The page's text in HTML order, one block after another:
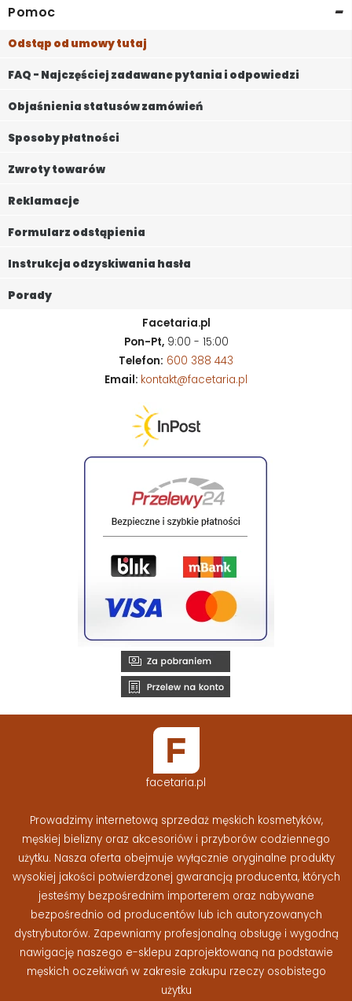
Pomoc -
Odstąp od umowy tutaj
FAQ - Najczęściej zadawane pytania i odpowiedzi
Objaśnienia statusów zamówień
Sposoby płatności
Zwroty towarów
Reklamacje
Formularz odstąpienia
Instrukcja odzyskiwania hasła
Porady
Facetaria.pl
Pon-Pt,9:00 - 15:00
Telefon: 600 388 443
Email: kontakt@facetaria.pl
facetaria.pl
Prowadzimy internetową sprzedaż męskich kosmetyków,
męskiej bielizny oraz akcesoriów i przyborów codziennego
użytku. Nasza oferta obejmuje wyłącznie oryginalne produkty
wysokiej jakości potwierdzonej gwarancją producenta, których
jesteśmy bezpośrednim importerem oraz nabywane
bezpośrednio od producentów lub ich autoryzowanych
dystrybutorów. Zapewniamy profesjonalną obsługę i wygodną
nawigację naszego e-sklepu zaprojektowaną na podstawie
męskich oczekiwań w zakresie zakupu rzeczy osobistego
użytku